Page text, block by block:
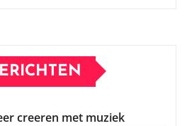
creeren met muziek